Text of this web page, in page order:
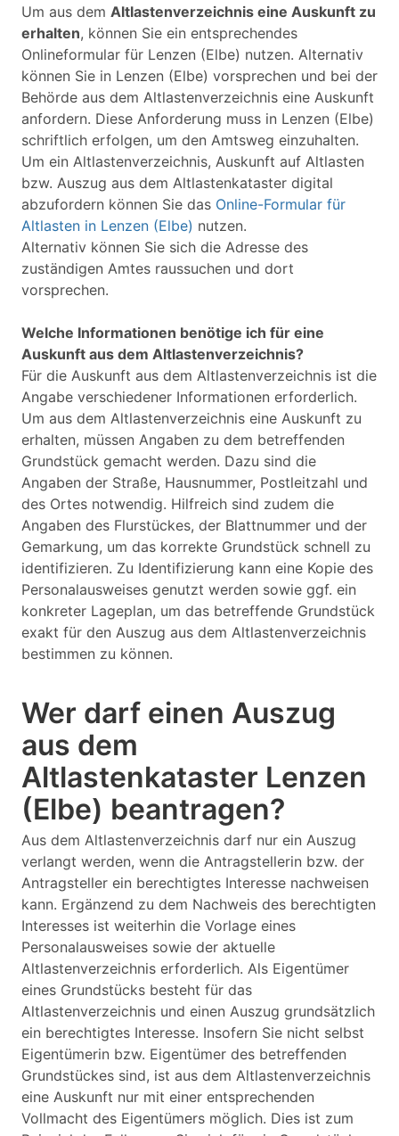
Um aus dem Altlastenverzeichnis eine Auskunft zu
erhalten, können Sie ein entsprechendes
Onlineformular für Lenzen (Elbe) nutzen. Alternativ
können Sie in Lenzen (Elbe) vorsprechen und bei der
Behörde aus dem Altlastenverzeichnis eine Auskunft
anfordern. Diese Anforderung muss in Lenzen (Elbe)
schriftlich erfolgen, um den Amtsweg einzuhalten.
Um ein Altlastenverzeichnis, Auskunft auf Altlasten
bzw. Auszug aus dem Altlastenkataster digital
abzufordern können Sie das Online-Formular für
Altlasten in Lenzen (Elbe) nutzen.
Alternativ können Sie sich die Adresse des
zuständigen Amtes raussuchen und dort
vorsprechen.
Welche Informationen benötige ich für eine
Auskunft aus dem Altlastenverzeichnis?
Für die Auskunft aus dem Altlastenverzeichnis ist die
Angabe verschiedener Informationen erforderlich.
Um aus dem Altlastenverzeichnis eine Auskunft zu
erhalten, müssen Angaben zu dem betreffenden
Grundstück gemacht werden. Dazu sind die
Angaben der Straße, Hausnummer, Postleitzahl und
des Ortes notwendig. Hilfreich sind zudem die
Angaben des Flurstückes, der Blattnummer und der
Gemarkung, um das korrekte Grundstück schnell zu
identifizieren. Zu Identifizierung kann eine Kopie des
Personalausweises genutzt werden sowie ggf. ein
konkreter Lageplan, um das betreffende Grundstück
exakt für den Auszug aus dem Altlastenverzeichnis
bestimmen zu können.
Wer darf einen Auszug
aus dem
Altlastenkataster Lenzen
(Elbe) beantragen?
Aus dem Altlastenverzeichnis darf nur ein Auszug
verlangt werden, wenn die Antragstellerin bzw. der
Antragsteller ein berechtigtes Interesse nachweisen
kann. Ergänzend zu dem Nachweis des berechtigten
Interesses ist weiterhin die Vorlage eines
Personalausweises sowie der aktuelle
Altlastenverzeichnis erforderlich. Als Eigentümer
eines Grundstücks besteht für das
Altlastenverzeichnis und einen Auszug grundsätzlich
ein berechtigtes Interesse. Insofern Sie nicht selbst
Eigentümerin bzw. Eigentümer des betreffenden
Grundstückes sind, ist aus dem Altlastenverzeichnis
eine Auskunft nur mit einer entsprechenden
Vollmacht des Eigentümers möglich. Dies ist zum